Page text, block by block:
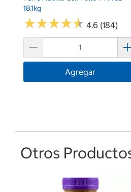
18.1kg
★★★★★
★★★★★ 4.6 (184)
Agregar
Otros